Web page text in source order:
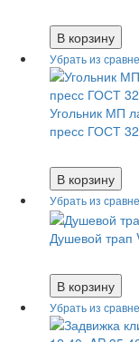
В корзину
Угольник МП
пресс ГОСТ
В корзину
Душевой трап
В корзину